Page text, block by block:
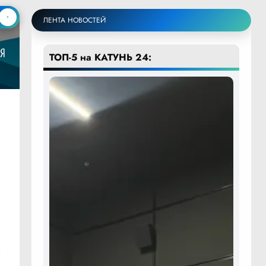
ЛЕНТА НОВОСТЕЙ
ТОП-5 на КАТУНЬ 24: